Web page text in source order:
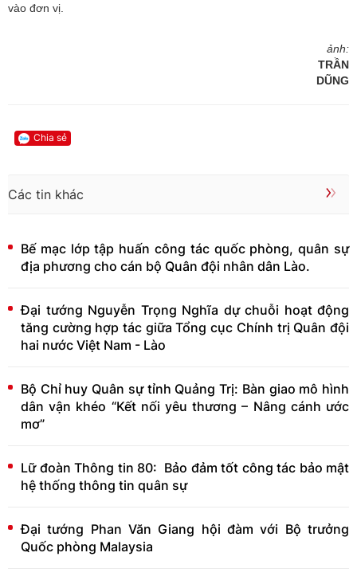
vào đơn vị.
ảnh:
TRẦN
DŨNG
Chia sẻ
Các tin khác
Bế mạc lớp tập huấn công tác quốc phòng, quân sự
địa phương cho cán bộ Quân đội nhân dân Lào.
Đại tướng Nguyễn Trọng Nghĩa dự chuỗi hoạt động
tăng cường hợp tác giữa Tổng cục Chính trị Quân đội
hai nước Việt Nam - Lào
Bộ Chỉ huy Quân sự tỉnh Quảng Trị: Bàn giao mô hình
dân vận khéo “Kết nối yêu thương – Nâng cánh ước
mơ”
Lữ đoàn Thông tin 80: Bảo đảm tốt công tác bảo mật
hệ thống thông tin quân sự
Đại tướng Phan Văn Giang hội đàm với Bộ trưởng
Quốc phòng Malaysia